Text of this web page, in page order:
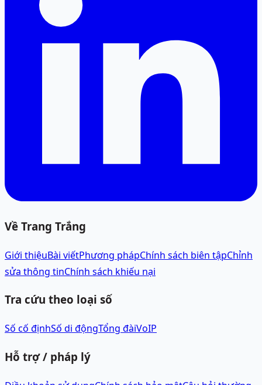
Về Trang Trắng
Giới thiệuBài viếtPhương phápChính sách biên tậpChỉnh
sửa thông tinChính sách khiếu nại
Tra cứu theo loại số
Số cố địnhSố di độngTổng đàiVoIP
Hỗ trợ / pháp lý